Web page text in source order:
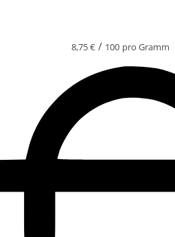
8,75€ / 100 pro Gramm